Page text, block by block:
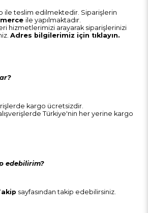
ile teslim edilmektedir. Siparişlerin
ile yapılmaktadır.
hizmetlerimizi arayarak siparişlerinizi
Adres bilgilerimiz için tıklayın.
kargo ücretsizdir.
Türkiye'nin her yerine kargo
edebilirim?
sayfasından takip edebilirsiniz.